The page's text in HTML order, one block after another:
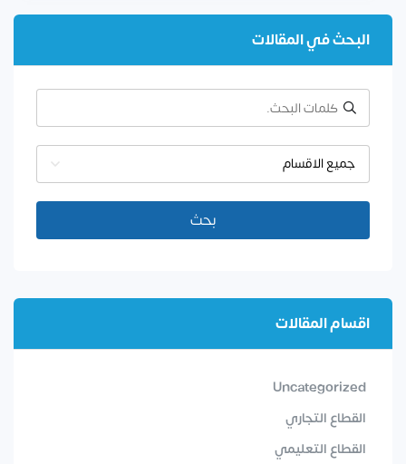
البحث في المقالات
جميع الاقسام
بحث
اقسام المقالات
Uncategorized
القطاع التجاري
القطاع التعليمي